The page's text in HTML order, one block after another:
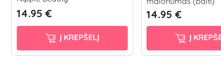
14.95 €
Į KREPŠELĮ
14.95 €
Į